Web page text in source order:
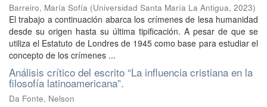
Barreiro, María Sofía (Universidad Santa María La Antigua, 2023)
El trabajo a continuación abarca los crímenes de lesa humanidad
desde su origen hasta su última tipificación. A pesar de que se
utiliza el Estatuto de Londres de 1945 como base para estudiar el
concepto de los crímenes ...
Análisis crítico del escrito “La influencia cristiana en la
filosofía latinoamericana”.
Da Fonte, Nelson